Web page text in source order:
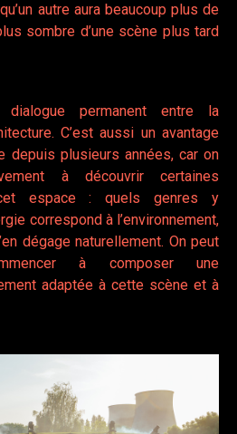
autre aura beaucoup plus de
sombre d’une scène plus tard
permanent entre la
C’est aussi un avantage
depuis plusieurs années, car on
à découvrir certaines
espace : quels genres y
correspond à l’environnement,
dégage naturellement. On peut
à composer une
adaptée à cette scène et à